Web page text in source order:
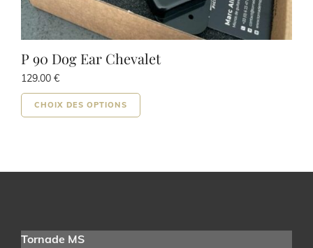
P 90 Dog Ear Chevalet
129.00 €
CHOIX DES OPTIONS
Ce
être
Tornade MS